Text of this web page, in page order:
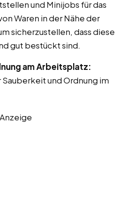
und Minijobs für das
Waren in der Nähe der
sicherzustellen, dass diese
gut bestückt sind.
am Arbeitsplatz:
und Ordnung im
Anzeige